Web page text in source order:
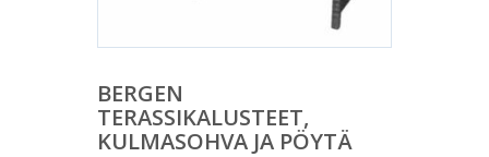
BERGEN
TERASSIKALUSTEET,
KULMASOHVA JA PÖYTÄ